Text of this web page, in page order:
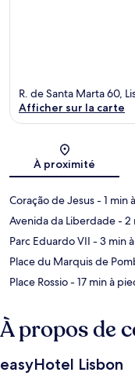
R. de Santa Marta 60,
Afficher sur la carte
À proximité
Coração de Jesus- 1 min
Avenida da Liberdade- 2
Parc Eduardo VII - 3 min
Place du Marquis de
Place Rossio- 17 min à
À propos de
easyHotel Lisbon